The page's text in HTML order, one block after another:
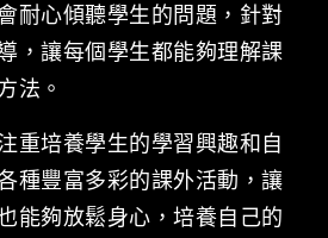
耐心傾聽學生的問題，針對
，讓每個學生都能夠理解課
法。
重培養學生的學習興趣和自
種豐富多彩的課外活動，讓
能夠放鬆身心，培養自己的